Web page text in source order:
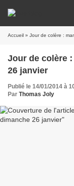
Accueil » Jour de colère :
Jour de colère
26 janvier
Publié le 14/01/2014 à
Par Thomas Joly